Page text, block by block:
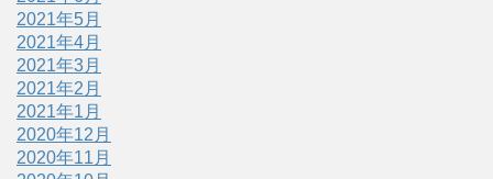
2021年5月
2021年4月
2021年3月
2021年2月
2021年1月
2020年12月
2020年11月